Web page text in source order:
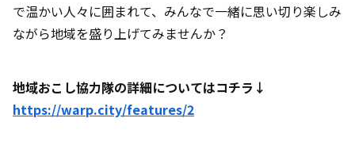
で温かい人々に囲まれて、みんなで一緒に思い切り楽しみ
ながら地域を盛り上げてみませんか？
地域おこし協力隊の詳細についてはコチラ↓
https://warp.city/features/2